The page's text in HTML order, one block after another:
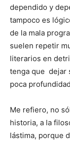
dependido y
tampoco es
de la mala
suelen repetir
literarios en
tenga que dejar
poca
Me refiero, no
historia, a la
lástima, porque